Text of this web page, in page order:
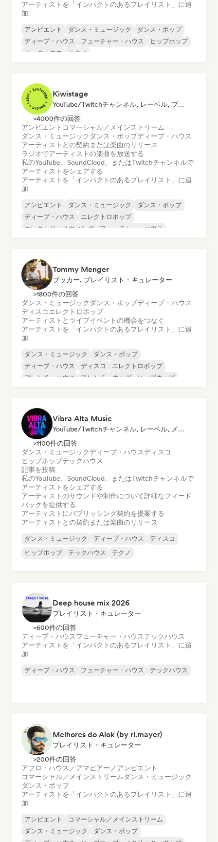
アーティストを「インパクトのあるプレイリスト」に追
加
アンビエント ダンス・ミュージック
ダンス・ポップ
ディープ・ハウス
フューチャー・ハウス
ヒップホップ
テックハウス
テクノ
Kiwistage
YouTube/Twitchチャンネル, レーベル, プレイリスト・キュレーター, ラジオ局
>4000件の回答
アンビエント コマーシャル／メインストリーム
ダンス・ミュージック ダンス・ポップディープ・ハウス
アーティストとの契約または楽曲のリリース
ラジオでアーティストの楽曲を放送する
私のYouTube、SoundCloud、またはTwitchチャンネルで
アーティストをシェアする
アーティストを「インパクトのあるプレイリスト」に追
加
アンビエント ダンス・ミュージック
ダンス・ポップ
ディープ・ハウス
エレクトロポップ
エレクトロ・スウィング
フューチャー・ハウス
Tommy Menger
ブッカー, プレイリスト・キュレーター
>1800件の回答
ダンス・ミュージック ダンス・ポップディープ・ハウス
ディスコエレクトロポップ
アーティストとライブイベントの機会をつなぐ
アーティストを「インパクトのあるプレイリスト」に追
加
ダンス・ミュージック
ダンス・ポップ
ディープ・ハウス
ディスコ
エレクトロポップ
フレンチ・ハウス
フレンチ・ポップ ヒップホップ
Vibra Alta Music
YouTube/Twitchチャンネル, レーベル, メディア・アウトレット／ジャーナリスト, 発行者, サウンドエキスパート
>1100件の回答
ダンス・ミュージックディープ・ハウスディスコ
ヒップホップテックハウス
記事を投稿
私のYouTube、SoundCloud、またはTwitchチャンネルで
アーティストをシェアする
アーティストのサウンドや制作について詳細なフィード
バックを提供する
アーティストにパブリッシング契約を提案する
アーティストとの契約または楽曲のリリース
ダンス・ミュージック ディープ・ハウス
ディスコ
ヒップホップ
テックハウス テクノ
Deep house mix 2026
プレイリスト・キュレーター
>600件の回答
ディープ・ハウスフューチャー・ハウステックハウス
アーティストを「インパクトのあるプレイリスト」に追
加
ディープ・ハウス フューチャー・ハウス テックハウス
Melhores do Alok (by rl.mayer)
プレイリスト・キュレーター
>200件の回答
アフロ・ハウス／アマピアーノ アンビエント
コマーシャル／メインストリーム ダンス・ミュージック
ダンス・ポップ
アーティストを「インパクトのあるプレイリスト」に追
加
アンビエント
コマーシャル／メインストリーム
ダンス・ミュージック
ダンス・ポップ